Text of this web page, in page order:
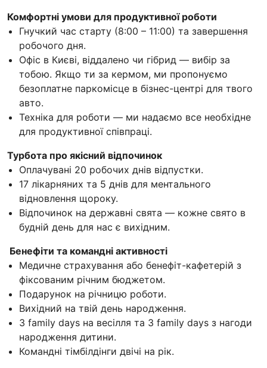
Комфортні умови для продуктивної роботи
Гнучкий час старту (8:00 – 11:00) та завершення
робочого дня.
Офіс в Києві, віддалено чи гібрид — вибір за
тобою. Якщо ти за кермом, ми пропонуємо
безоплатне паркомісце в бізнес-центрі для твого
авто.
Техніка для роботи — ми надаємо все необхідне
для продуктивної співпраці.
Турбота про якісний відпочинок
Оплачувані 20 робочих днів відпустки.
17 лікарняних та 5 днів для ментального
відновлення щороку.
Відпочинок на державні свята — кожне свято в
будній день для нас є вихідним.
Бенефіти та командні активності
Медичне страхування або бенефіт-кафетерій з
фіксованим річним бюджетом.
Подарунок на річницю роботи.
Вихідний на твій день народження.
3 family days на весілля та 3 family days з нагоди
народження дитини.
Командні тімбілдінги двічі на рік.